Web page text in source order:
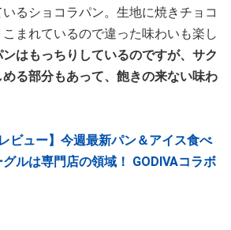
るショコラパン。生地に焼きチョコ
まれているので違った味わいも楽し
はもっちりしているのですが、サク
る部分もあって、飽きの来ない味わ
ビュー】今週最新パン＆アイス食べ
ルは専門店の領域！ GODIVAコラボ